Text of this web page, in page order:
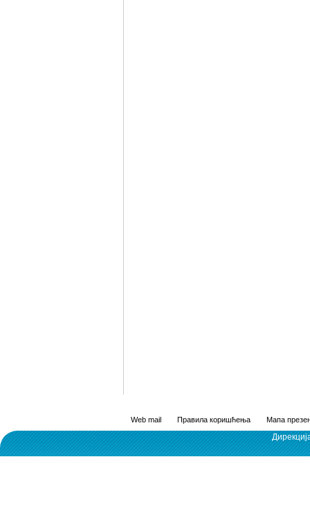
Web mail Правила коришћења Мапа